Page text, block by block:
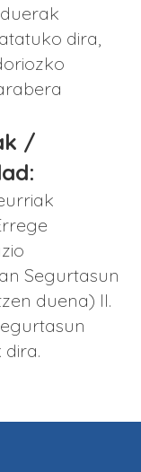
dira,
/
Segurtasun
duena) II.